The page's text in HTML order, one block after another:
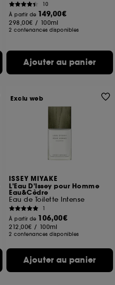
10
À partir de 149,00€
298,00€ / 100ml
2 contenances disponibles
Ajouter au panier
ISSEY MIYAKE
L'Eau D'Issey pour Homme
Eau&Cèdre
Eau de Toilette Intense
1
À partir de 106,00€
212,00€ / 100ml
2 contenances disponibles
Ajouter au panier
Exclu web